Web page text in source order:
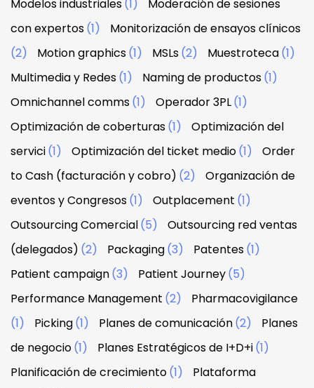
Modelos industriales(1)
Moderación de sesiones
con expertos(1)
Monitorización de ensayos clínicos
(2)
Motion graphics(1) MSLs(2) Muestroteca(1)
Multimedia y Redes(1) Naming de productos(1)
Omnichannel comms(1) Operador 3PL(1)
Optimización de coberturas(1)
Optimización del
servici(1) Optimización del ticket medio(1)
Order
to Cash (facturación y cobro) (2)
Organización de
eventos y Congresos(1) Outplacement (1)
Outsourcing Comercial(5)
Outsourcing red ventas
(delegados) (2) Packaging(3) Patentes(1)
Patient campaign(3) Patient Journey(5)
Performance Management (2)
Pharmacovigilance
(1)
Picking(1) Planes de comunicación(2)
Planes
de negocio(1) Planes Estratégicos de I+D+i(1)
Planificación de crecimiento(1)
Plataforma